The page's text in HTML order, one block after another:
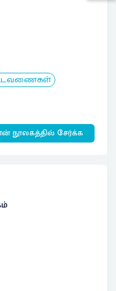
நூலகத்தில் சேர்க்க